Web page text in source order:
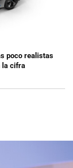
poco realistas
la cifra